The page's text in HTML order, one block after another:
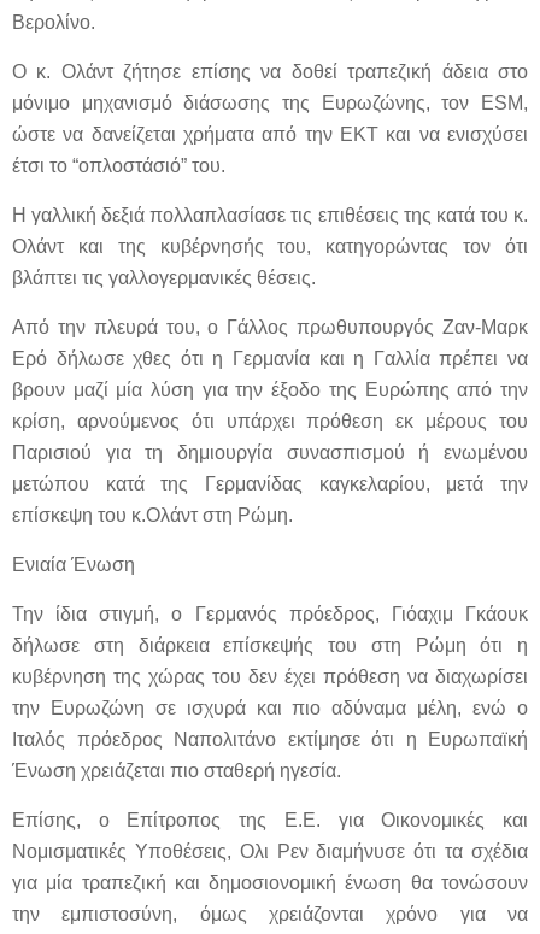
Βερολίνο.
Ο κ. Ολάντ ζήτησε επίσης να δοθεί τραπεζική άδεια στο
μόνιμο μηχανισμό διάσωσης της Ευρωζώνης, τον ESM,
ώστε να δανείζεται χρήματα από την ΕΚΤ και να ενισχύσει
έτσι το “οπλοστάσιό” του.
Η γαλλική δεξιά πολλαπλασίασε τις επιθέσεις της κατά του κ.
Ολάντ και της κυβέρνησής του, κατηγορώντας τον ότι
βλάπτει τις γαλλογερμανικές θέσεις.
Από την πλευρά του, ο Γάλλος πρωθυπουργός Ζαν-Μαρκ
Ερό δήλωσε χθες ότι η Γερμανία και η Γαλλία πρέπει να
βρουν μαζί μία λύση για την έξοδο της Ευρώπης από την
κρίση, αρνούμενος ότι υπάρχει πρόθεση εκ μέρους του
Παρισιού για τη δημιουργία συνασπισμού ή ενωμένου
μετώπου κατά της Γερμανίδας καγκελαρίου, μετά την
επίσκεψη του κ.Ολάντ στη Ρώμη.
Ενιαία Ένωση
Την ίδια στιγμή, ο Γερμανός πρόεδρος, Γιόαχιμ Γκάουκ
δήλωσε στη διάρκεια επίσκεψής του στη Ρώμη ότι η
κυβέρνηση της χώρας του δεν έχει πρόθεση να διαχωρίσει
την Ευρωζώνη σε ισχυρά και πιο αδύναμα μέλη, ενώ ο
Ιταλός πρόεδρος Ναπολιτάνο εκτίμησε ότι η Ευρωπαϊκή
Ένωση χρειάζεται πιο σταθερή ηγεσία.
Επίσης, ο Επίτροπος της Ε.Ε. για Οικονομικές και
Νομισματικές Υποθέσεις, Ολι Ρεν διαμήνυσε ότι τα σχέδια
για μία τραπεζική και δημοσιονομική ένωση θα τονώσουν
την εμπιστοσύνη, όμως χρειάζονται χρόνο για να